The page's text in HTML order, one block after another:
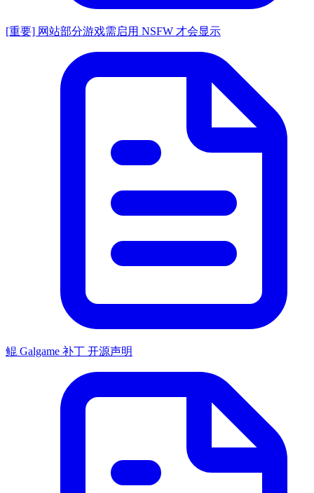
[重要] 网站部分游戏需启用 NSFW 才会显示
鲲 Galgame 补丁 开源声明